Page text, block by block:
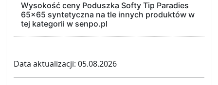
Wysokość ceny Poduszka Softy Tip Paradies
65x65 syntetyczna na tle innych produktów w
tej kategorii w senpo.pl
Data aktualizacji: 05.08.2026